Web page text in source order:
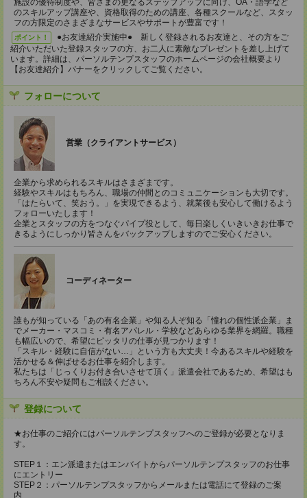
施設の優待制度や、皆さまの更なるステップアップに向け、OA・語学など
のスキルアップ講座や、資格取得のための講座、各種スクールなど、スタッ
フの方限定のさまざまなサービスやサポートが豊富です！
ポイント！
●お友達紹介実施中● 新しく登録されるお友達と、その方をご
紹介いただいた登録スタッフの方、お二人に素敵なプレゼントを差し上げて
います。詳細は、パーソルテンプスタッフのホームページの会社概要より
【お友達紹介】バナーをクリックしてご覧ください。
フォローについて
営業（クライアントサービス）
企業から求められるスキルはさまざまです。
経験やスキルはもちろん、職場の仲間とのコミュニケーションも大切です。
「はたらいて、笑おう。」を実現できるよう、就業後も安心して働けるよう
フォローいたします！
企業とスタッフの方をつなぐパイプ役として、毎日楽しくいきいきお仕事で
きるようにしっかり皆さんをバックアップしますのでご安心ください。
コーディネーター
誰もが知っている「あの有名企業」や知る人ぞ知る「憧れの個性派企業」ま
でメーカー・マスコミ・有名アパレル・学校などあらゆる業界を網羅。職種
も幅広いので、希望にピッタリの仕事が見つかります！
「スキル・経験に自信がない…」という方も大丈夫！今あるスキルや経験を
活かせる＆伸ばせるお仕事を紹介します。
私たちは「じっくりお付き合いさせて頂く」派遣会社であるため、希望はも
ちろん不安や疑問もご相談ください。
登録について
★お仕事のご紹介にはパーソルテンプスタッフへのご登録が必要となりま
す。
STEP１：エン派遣またはエンバイトからパーソルテンプスタッフのお仕事
にエントリー
STEP２：パーソルテンプスタッフからメールまたは電話にて登録のご案
内